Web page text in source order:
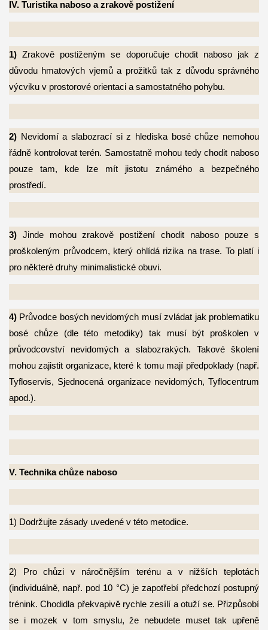
IV. Turistika naboso a zrakově postižení
1)Zrakově postiženým se doporučuje chodit naboso jak z
důvodu hmatových vjemů a prožitků tak z důvodu správného
výcviku v prostorové orientaci a samostatného pohybu.
2) Nevidomí a slabozrací si z hlediska bosé chůze nemohou
řádně kontrolovat terén. Samostatně mohou tedy chodit naboso
pouze tam, kde lze mít jistotu známého a bezpečného
prostředí.
3) Jinde mohou zrakově postižení chodit naboso pouze s
proškoleným průvodcem, který ohlídá rizika na trase. To platí i
pro některé druhy minimalistické obuvi.
4)Průvodce bosých nevidomých musí zvládat jak problematiku
bosé chůze (dle této metodiky) tak musí být proškolen v
průvodcovství nevidomých a slabozrakých. Takové školení
mohou zajistit organizace, které k tomu mají předpoklady (např.
Tyfloservis, Sjednocená organizace nevidomých, Tyflocentrum
apod.).
V. Technika chůze naboso
1) Dodržujte zásady uvedené v této metodice.
2) Pro chůzi v náročnějším terénu a v nižších teplotách
(individuálně, např. pod 10 °C) je zapotřebí předchozí postupný
trénink. Chodidla překvapivě rychle zesílí a otuží se. Přizpůsobí
se i mozek v tom smyslu, že nebudete muset tak upřeně